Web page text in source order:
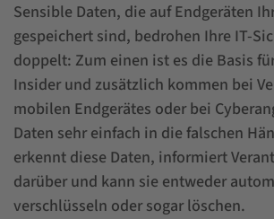
Sensible Daten, die auf Endgeräten
gespeichert sind, bedrohen Ihre IT-
doppelt: Zum einen ist es die Basis
Insider und zusätzlich kommen bei
mobilen Endgerätes oder bei
Daten sehr einfach in die falschen
erkennt diese Daten, informiert
darüber und kann sie entweder
verschlüsseln oder sogar löschen.